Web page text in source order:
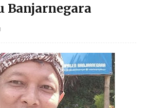
Banjarnegara